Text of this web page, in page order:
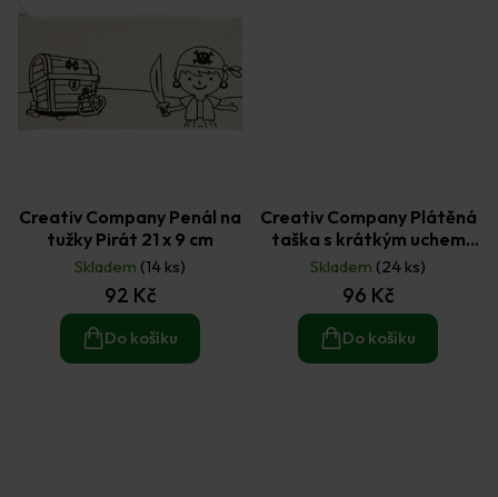
Creativ Company Penál na
tužky Pirát 21 x 9 cm
Skladem (14 ks)
92 Kč
Do košíku
Creativ Company Plátěná
taška s krátkým uchem
Jednorožec 30 x 27,5 cm
Skladem (24 ks)
96 Kč
Do košíku